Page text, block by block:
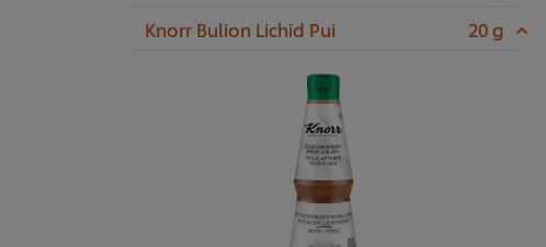
Knorr Bulion Lichid Pui
20 g